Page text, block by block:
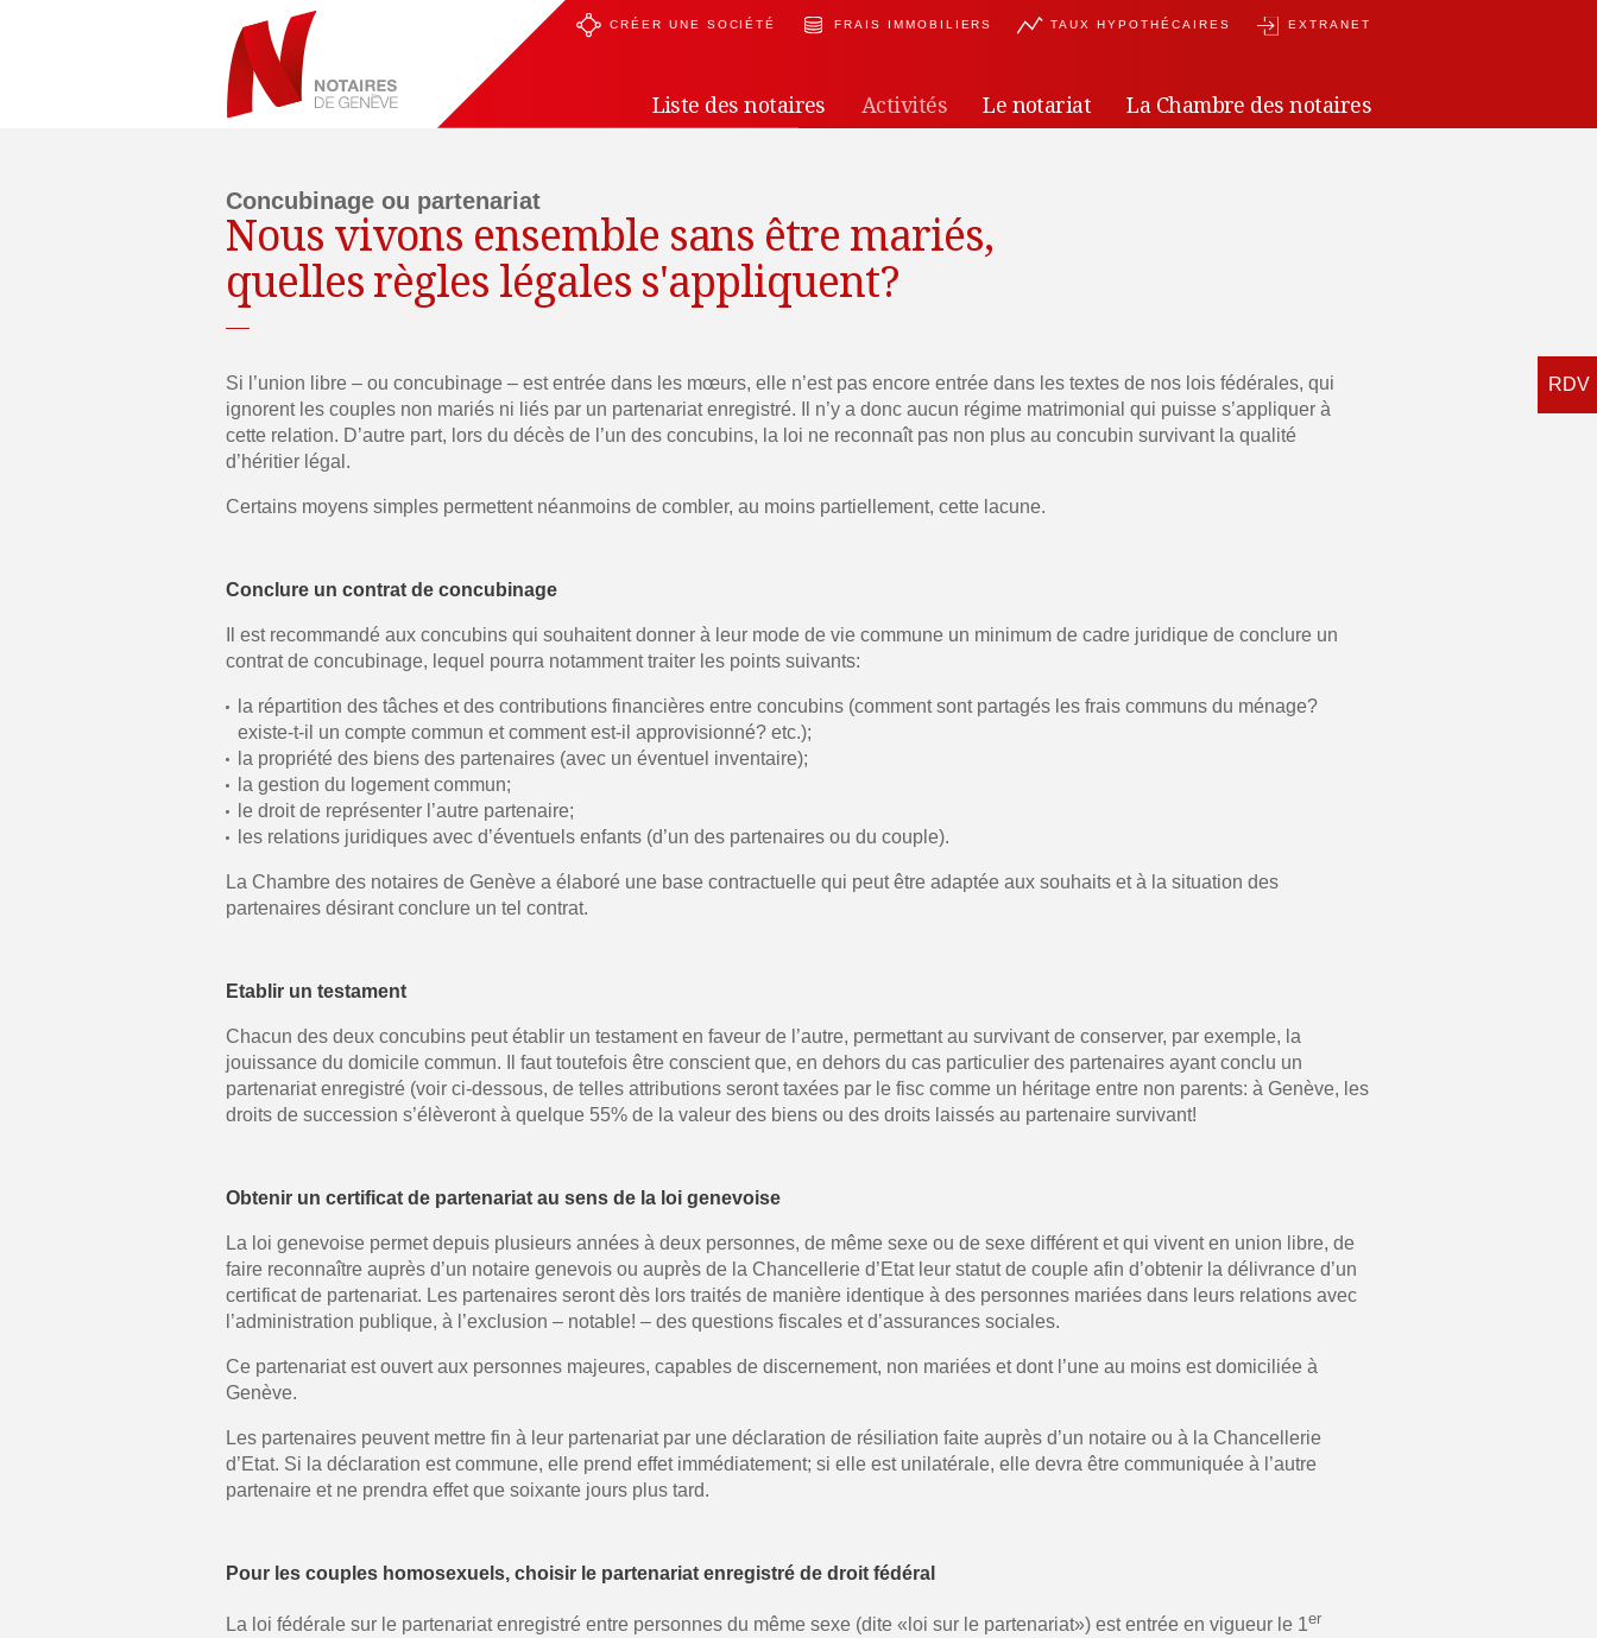
Concubinage ou partenariat
Nous vivons ensemble sans être mariés,
quelles règles légales s'appliquent?
Si l’union libre – ou concubinage – est entrée dans les mœurs, elle n’est pas encore entrée dans les textes de nos lois fédérales, qui
ignorent les couples non mariés ni liés par un partenariat enregistré. Il n’y a donc aucun régime matrimonial qui puisse s’appliquer à
cette relation. D’autre part, lors du décès de l’un des concubins, la loi ne reconnaît pas non plus au concubin survivant la qualité
d’héritier légal.
Certains moyens simples permettent néanmoins de combler, au moins partiellement, cette lacune.
Conclure un contrat de concubinage
Il est recommandé aux concubins qui souhaitent donner à leur mode de vie commune un minimum de cadre juridique de conclure un
contrat de concubinage, lequel pourra notamment traiter les points suivants:
la répartition des tâches et des contributions financières entre concubins (comment sont partagés les frais communs du ménage?
existe-t-il un compte commun et comment est-il approvisionné? etc.);
la propriété des biens des partenaires (avec un éventuel inventaire);
la gestion du logement commun;
le droit de représenter l’autre partenaire;
les relations juridiques avec d’éventuels enfants (d’un des partenaires ou du couple).
La Chambre des notaires de Genève a élaboré une base contractuelle qui peut être adaptée aux souhaits et à la situation des
partenaires désirant conclure un tel contrat.
Etablir un testament
Chacun des deux concubins peut établir un testament en faveur de l’autre, permettant au survivant de conserver, par exemple, la
jouissance du domicile commun. Il faut toutefois être conscient que, en dehors du cas particulier des partenaires ayant conclu un
partenariat enregistré (voir ci-dessous, de telles attributions seront taxées par le fisc comme un héritage entre non parents: à Genève, les
droits de succession s’élèveront à quelque 55% de la valeur des biens ou des droits laissés au partenaire survivant!
Obtenir un certificat de partenariat au sens de la loi genevoise
La loi genevoise permet depuis plusieurs années à deux personnes, de même sexe ou de sexe différent et qui vivent en union libre, de
faire reconnaître auprès d’un notaire genevois ou auprès de la Chancellerie d’Etat leur statut de couple afin d’obtenir la délivrance d’un
certificat de partenariat. Les partenaires seront dès lors traités de manière identique à des personnes mariées dans leurs relations avec
l’administration publique, à l’exclusion – notable! – des questions fiscales et d’assurances sociales.
Ce partenariat est ouvert aux personnes majeures, capables de discernement, non mariées et dont l’une au moins est domiciliée à
Genève.
Les partenaires peuvent mettre fin à leur partenariat par une déclaration de résiliation faite auprès d’un notaire ou à la Chancellerie
d’Etat. Si la déclaration est commune, elle prend effet immédiatement; si elle est unilatérale, elle devra être communiquée à l’autre
partenaire et ne prendra effet que soixante jours plus tard.
Pour les couples homosexuels, choisir le partenariat enregistré de droit fédéral
La loi fédérale sur le partenariat enregistré entre personnes du même sexe (dite «loi sur le partenariat») est entrée en vigueur le 1er
CRÉER UNE SOCIÉTÉ FRAIS IMMOBILIERS TAUX HYPOTHÉCAIRES EXTRANET
Liste des notaires Activités Le notariat La Chambre des notaires